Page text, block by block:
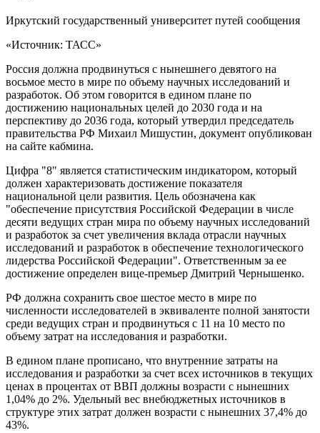
Иркутский государственный университет путей сообщения
«Источник: ТАСС»
Россия должна продвинуться с нынешнего девятого на
восьмое место в мире по объему научных исследований и
разработок. Об этом говорится в едином плане по
достижению национальных целей до 2030 года и на
перспективу до 2036 года, который утвердил председатель
правительства РФ Михаил Мишустин, документ опубликован
на сайте кабмина.
Цифра "8" является статистическим индикатором, который
должен характеризовать достижение показателя
национальной цели развития. Цель обозначена как
"обеспечение присутствия Российской Федерации в числе
десяти ведущих стран мира по объему научных исследований
и разработок за счет увеличения вклада отрасли научных
исследований и разработок в обеспечение технологического
лидерства Российской Федерации". Ответственным за ее
достижение определен вице-премьер Дмитрий Чернышенко.
РФ должна сохранить свое шестое место в мире по
численности исследователей в эквиваленте полной занятости
среди ведущих стран и продвинуться с 11 на 10 место по
объему затрат на исследования и разработки.
В едином плане прописано, что внутренние затраты на
исследования и разработки за счет всех источников в текущих
ценах в процентах от ВВП должны возрасти с нынешних
1,04% до 2%. Удельный вес внебюджетных источников в
структуре этих затрат должен возрасти с нынешних 37,4% до
43%.